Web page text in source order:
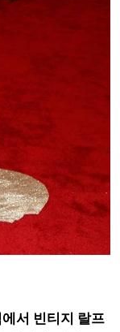
서 빈티지 랄프